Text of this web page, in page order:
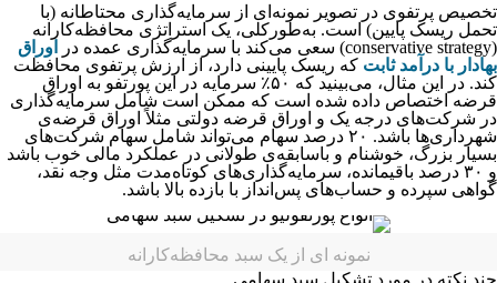
تخصیص پرتفوی در تصویر نمونه‌ای از سرمایه‌گذاری محتاطانه (با
تحمل ریسک پایین) است. به‌طورکلی، یک استراتژی محافظه‌کارانه
(conservative strategy) سعی می‌کند با سرمایه‌گذاری عمده در
اوراق
بهادار با درآمد ثابت که ریسک پایینی دارد، از ارزش پرتفوی محافظت
کند. در این مثال، می‌بینید که ۵۰٪ سرمایه در این پورتفو به اوراق
قرضه اختصاص داده شده است که ممکن است شامل سرمایه‌گذاری
در شرکت‌های درجه یک و اوراق قرضه دولتی مثلاً اوراق قرضه‌ی
شهرداری‌ها باشد. ۲۰ درصد سهام می‌تواند شامل سهام شرکت‌های
بسیار بزرگ، خوشنام و باسابقه‌ی طولانی در عملکرد مالی خوب باشد
و ۳۰ درصد باقیمانده، سرمایه‌گذاری‌های کوتاه‌مدت مثل وجه نقد،
گواهی سپرده و حساب‌های پس‌انداز با بازده بالا باشد.
نمونه ای از یک سبد محافظه‌کارانه
چند نکته در مورد تشکیل سبد سهامی